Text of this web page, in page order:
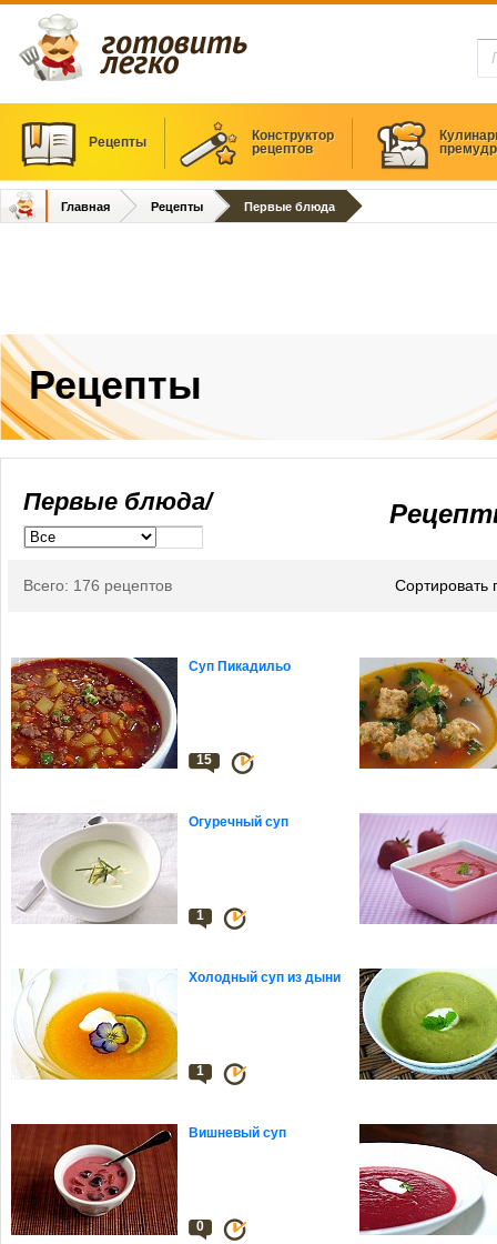
Рецепты
Конструктор
рецептов
Главная Рецепты Первые блюда
Рецепты
Первые блюда/
Сортировать
Всего: 176 рецептов
Суп Пикадильо
15
Огуречный суп
1
Холодный суп из дыни
1
Вишневый суп
0